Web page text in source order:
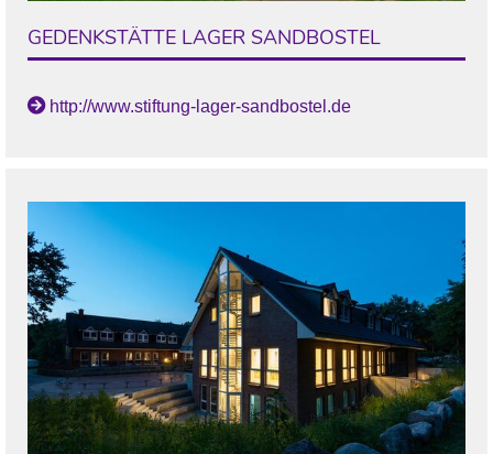
GEDENKSTÄTTE LAGER SANDBOSTEL
http://www.stiftung-lager-sandbostel.de